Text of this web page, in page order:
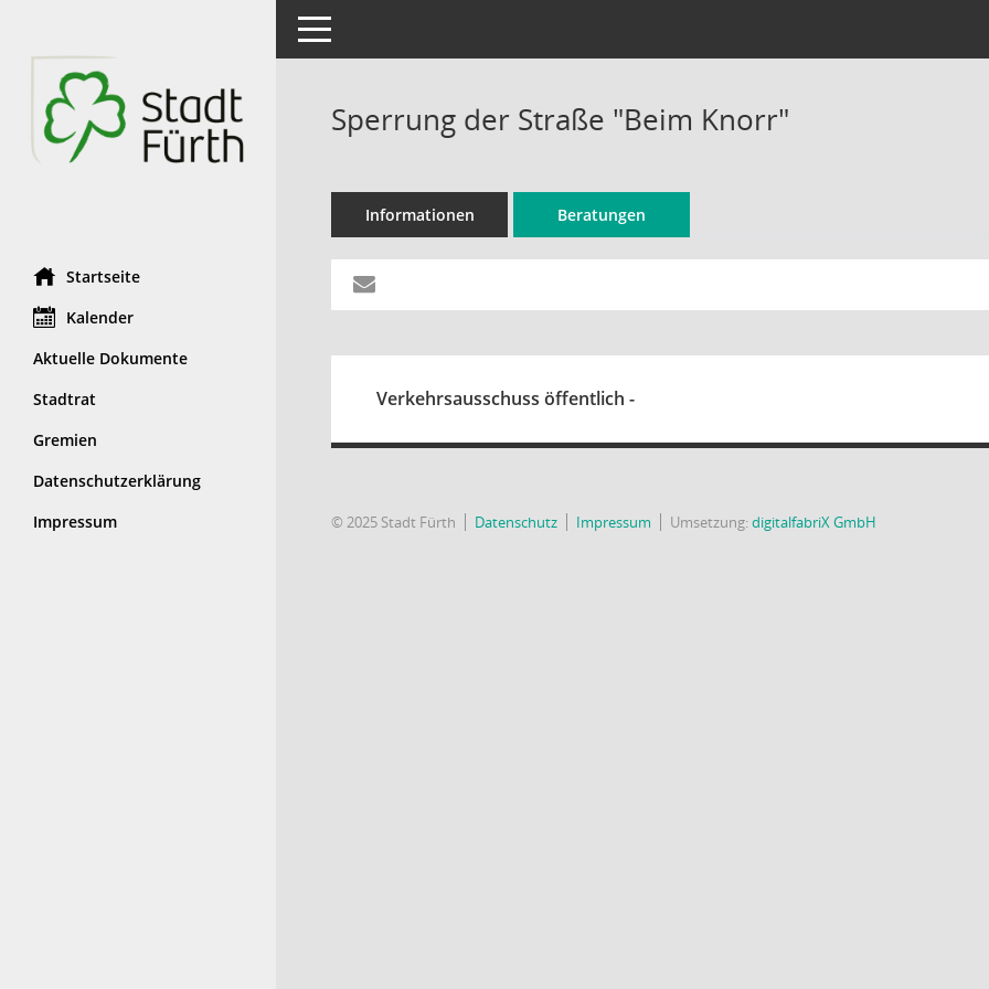
Startseite
Kalender
Aktuelle Dokumente
Stadtrat
Gremien
Datenschutzerklärung
Impressum
Toggle navigation
Sperrung der Straße "Beim Knorr"
Informationen Beratungen
Verkehrsausschuss öffentlich -
© 2025 Stadt Fürth Datenschutz Impressum Umsetzung:digitalfabriX GmbH